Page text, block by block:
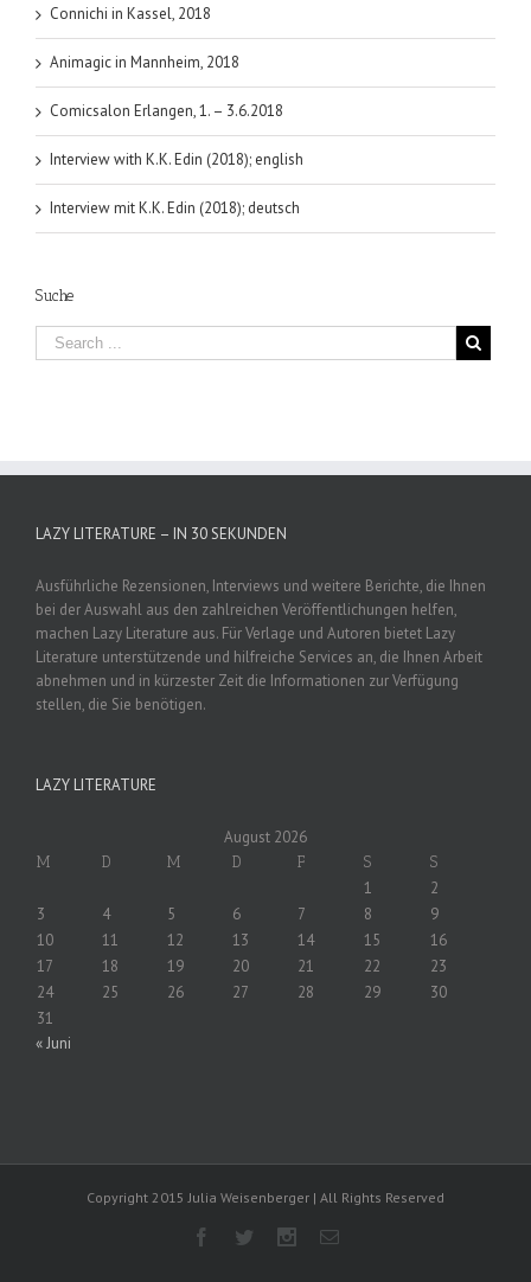
Connichi in Kassel, 2018
Animagic in Mannheim, 2018
Comicsalon Erlangen, 1. – 3.6.2018
Interview with K.K. Edin (2018); english
Interview mit K.K. Edin (2018); deutsch
Suche
LAZY LITERATURE – IN 30 SEKUNDEN
Ausführliche Rezensionen, Interviews und weitere Berichte, die Ihnen
bei der Auswahl aus den zahlreichen Veröffentlichungen helfen,
machen Lazy Literature aus. Für Verlage und Autoren bietet Lazy
Literature unterstützende und hilfreiche Services an, die Ihnen Arbeit
abnehmen und in kürzester Zeit die Informationen zur Verfügung
stellen, die Sie benötigen.
LAZY LITERATURE
August 2026
M D M D F S S
1
2
3
4 5 6 7 8
9
10
11 12 13 14 15
16
17
18 19 20 21 22
23
24
25 26 27 28 29
30
31
« Juni
Copyright 2015 Julia Weisenberger | All Rights Reserved